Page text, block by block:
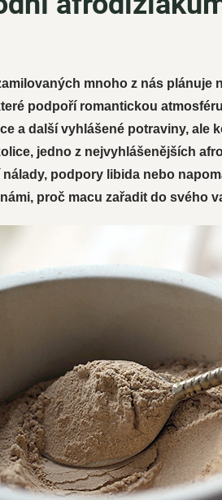
mnoho z nás
podpoří romantickou
a další vyhlášené potraviny, ale
jedno z nejvyhlášenějších
nálady, podpory libida nebo
proč macu zařadit do svého